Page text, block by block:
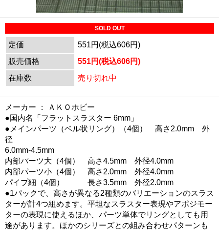
SOLD OUT
定価
551円(税込606円)
販売価格
551円(税込606円)
在庫数
売り切れ中
メーカー ： ＡＫＯホビー
●国内名「フラットスラスター 6mm」
●メインパーツ（ベル状リング）（4個） 高さ2.0mm 外
径
6.0mm-4.5mm
内部パーツ大（4個） 高さ4.5mm 外径4.0mm
内部パーツ小（4個） 高さ2.0mm 外径4.0mm
パイプ細（4個） 長さ3.5mm 外径2.0mm
●1パックで、高さが異なる2種類のバリエーションのスラス
ターが計4つ組めます。平坦なスラスター表現やアポジモー
ターの表現に使えるほか、パーツ単体でリングとしても用
途があります。ほかのシリーズとの組み合わせパターンも